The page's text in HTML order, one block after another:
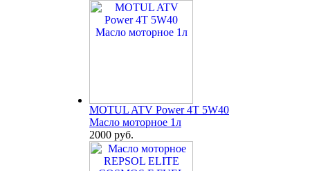
MOTUL ATV Power 4T 5W40
Масло моторное 1л
2000 руб.